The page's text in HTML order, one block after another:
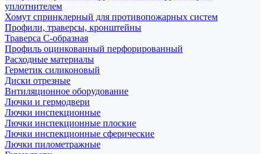
уплотнителем
Хомут спринклерный для противопожарных систем
Профили, траверсы, кронштейны
Траверса С-образная
Профиль оцинкованный перфорированный
Расходные материалы
Герметик силиконовый
Диски отрезные
Внтиляционное оборудование
Лючки и гермодвери
Лючки инспекционные
Лючки инспекционные плоские
Лючки инспекционные сферические
Лючки пилометражные